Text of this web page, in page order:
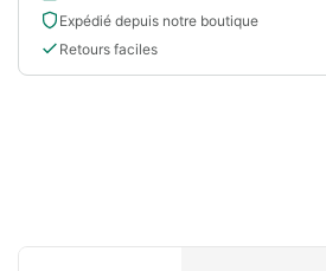
Expédié depuis notre boutique
Retours faciles